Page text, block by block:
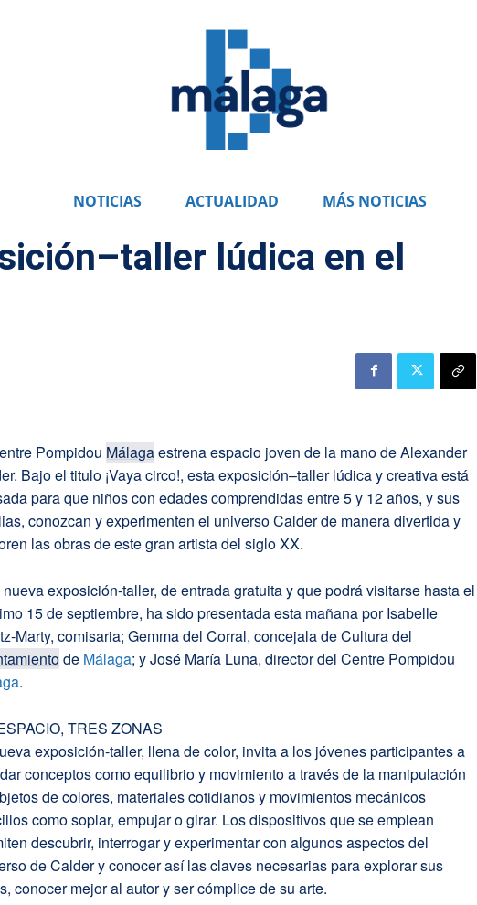
NOTICIAS ACTUALIDAD MÁS NOTICIAS
lúdica en el
Pompidou Málagaestrena espacio joven de la mano de Alexander
Bajo el titulo ¡Vaya circo!, esta exposición–taller lúdica y creativa está
para que niños con edades comprendidas entre 5 y 12 años, y sus
conozcan y experimenten el universo Calder de manera divertida y
las obras de este gran artista del siglo XX.
nueva exposición-taller, de entrada gratuita y que podrá visitarse hasta el
15 de septiembre, ha sido presentada esta mañana por Isabelle
Marty, comisaria; Gemma del Corral, concejala de Cultura del
de Málaga; y José María Luna, director del Centre Pompidou
.
TRES ZONAS
exposición-taller, llena de color, invita a los jóvenes participantes a
conceptos como equilibrio y movimiento a través de la manipulación
de colores, materiales cotidianos y movimientos mecánicos
como soplar, empujar o girar. Los dispositivos que se emplean
descubrir, interrogar y experimentar con algunos aspectos del
de Calder y conocer así las claves necesarias para explorar sus
conocer mejor al autor y ser cómplice de su arte.